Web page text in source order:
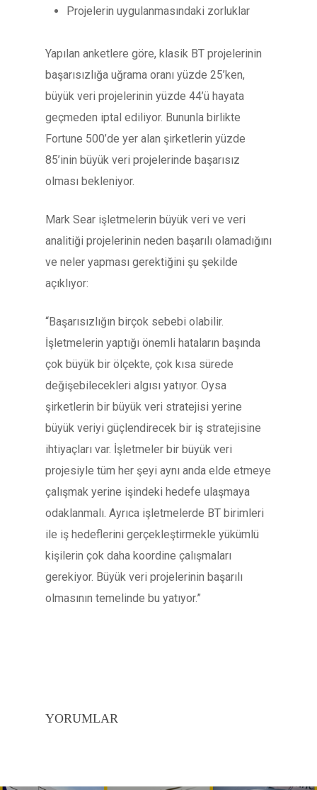
Projelerin uygulanmasındaki zorluklar
Yapılan anketlere göre, klasik BT projelerinin
başarısızlığa uğrama oranı yüzde 25’ken,
büyük veri projelerinin yüzde 44’ü hayata
geçmeden iptal ediliyor. Bununla birlikte
Fortune 500’de yer alan şirketlerin yüzde
85’inin büyük veri projelerinde başarısız
olması bekleniyor.
Mark Sear işletmelerin büyük veri ve veri
analitiği projelerinin neden başarılı olamadığını
ve neler yapması gerektiğini şu şekilde
açıklıyor:
“Başarısızlığın birçok sebebi olabilir.
İşletmelerin yaptığı önemli hataların başında
çok büyük bir ölçekte, çok kısa sürede
değişebilecekleri algısı yatıyor. Oysa
şirketlerin bir büyük veri stratejisi yerine
büyük veriyi güçlendirecek bir iş stratejisine
ihtiyaçları var. İşletmeler bir büyük veri
projesiyle tüm her şeyi aynı anda elde etmeye
çalışmak yerine işindeki hedefe ulaşmaya
odaklanmalı. Ayrıca işletmelerde BT birimleri
ile iş hedeflerini gerçekleştirmekle yükümlü
kişilerin çok daha koordine çalışmaları
gerekiyor. Büyük veri projelerinin başarılı
olmasının temelinde bu yatıyor.”
YORUMLAR